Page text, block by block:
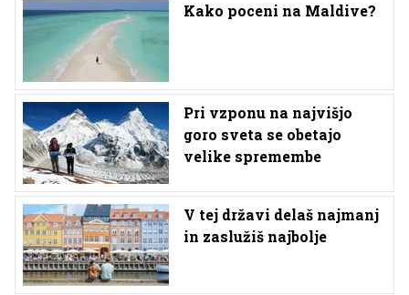
Kako poceni na Maldive?
Pri vzponu na najvišjo
goro sveta se obetajo
velike spremembe
V tej državi delaš najmanj
in zaslužiš najbolje